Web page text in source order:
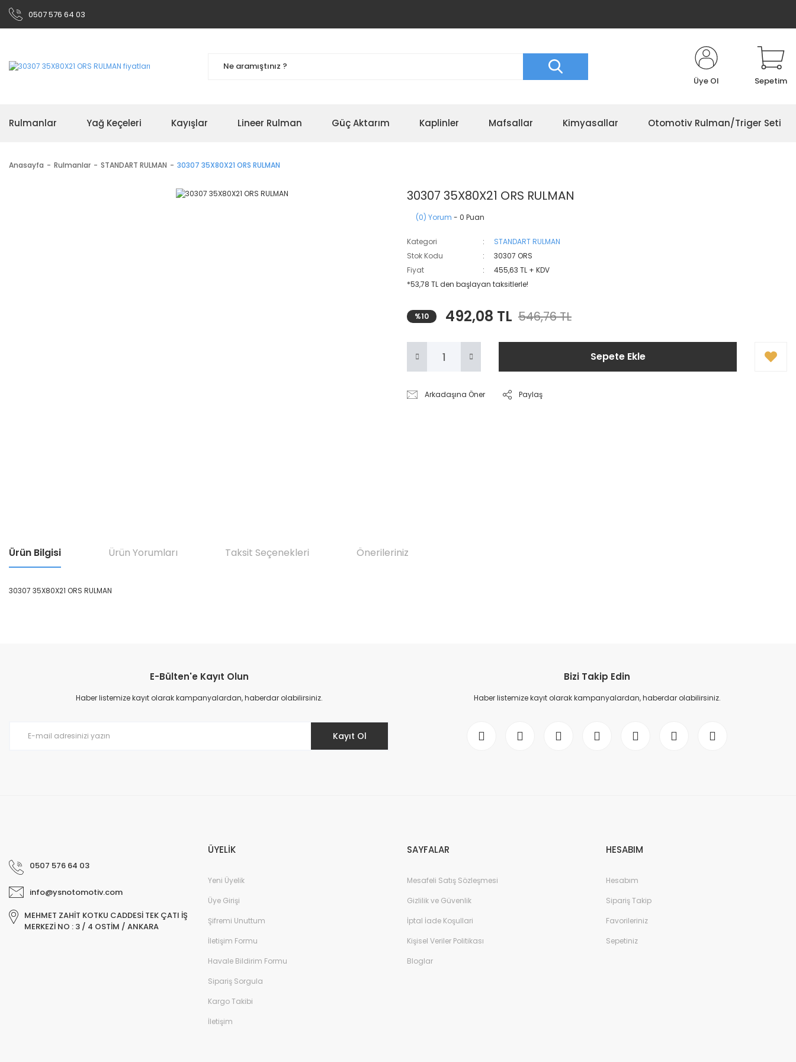
0507 576 64 03
Üye Ol Sepetim
Rulmanlar Yağ Keçeleri Kayışlar Lineer Rulman Güç Aktarım Kaplinler Mafsallar Kimyasallar Otomotiv Rulman/Triger Seti
Anasayfa Rulmanlar STANDART RULMAN 30307 35X80X21 ORS RULMAN
30307 35X80X21 ORS RULMAN
(0) Yorum - 0 Puan
Kategori
STANDART RULMAN
Stok Kodu
30307 ORS
Fiyat
455,63 TL + KDV
*53,78 TL den başlayan taksitlerle!
%10 492,08 TL 546,76 TL
Sepete Ekle
Arkadaşına Öner Paylaş
Ürün Bilgisi Ürün Yorumları Taksit Seçenekleri Önerileriniz
30307 35X80X21 ORS RULMAN
Ürün resmi kalitesiz, bozuk veya görüntülenemiyor.
Ürün açıklamasında eksik bilgiler bulunuyor.
E-Bülten'e Kayıt Olun
Haber listemize kayıt olarak kampanyalardan, haberdar olabilirsiniz.
Kayıt Ol
Bizi Takip Edin
Haber listemize kayıt olarak kampanyalardan, haberdar olabilirsiniz.
0507 576 64 03
info@ysnotomotiv.com
MEHMET ZAHİT KOTKU CADDESİ TEK ÇATI İŞ
MERKEZİ NO : 3 / 4 OSTİM / ANKARA
ÜYELİK
Yeni Üyelik
Üye Girişi
Şifremi Unuttum
İletişim Formu
Havale Bildirim Formu
Sipariş Sorgula
Kargo Takibi
İletişim
SAYFALAR
Mesafeli Satış Sözleşmesi
Gizlilik ve Güvenlik
İptal İade Koşullari
Kişisel Veriler Politikası
Bloglar
HESABIM
Hesabım
Sipariş Takip
Favorileriniz
Sepetiniz